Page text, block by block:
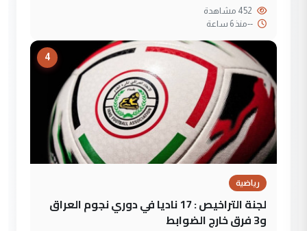
--منذ 6 ساعة
4
رياضية
لجنة التراخيص : 17 ناديا في دوري نجوم العراق
و3 فرق خارج الضوابط